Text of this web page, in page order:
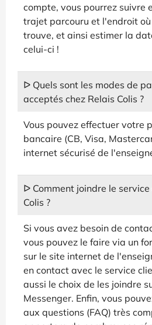
compte, vous pourrez suivre
trajet parcouru et l'endroit
trouve, et ainsi estimer la
celui-ci !
ᐅ Quels sont les modes de
acceptés chez Relais Colis ?
Vous pouvez effectuer votre
bancaire (CB, Visa,
internet sécurisé de
ᐅ Comment joindre le
Colis ?
Si vous avez besoin de
vous pouvez le faire via un
sur le site internet de
en contact avec le service
aussi le choix de les joindre
Messenger. Enfin, vous
aux questions (FAQ) très